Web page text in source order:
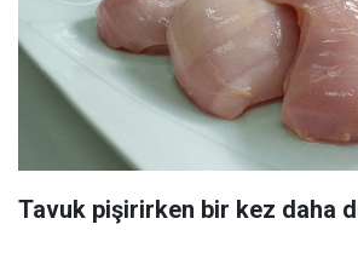
Tavuk pişirirken bir kez daha